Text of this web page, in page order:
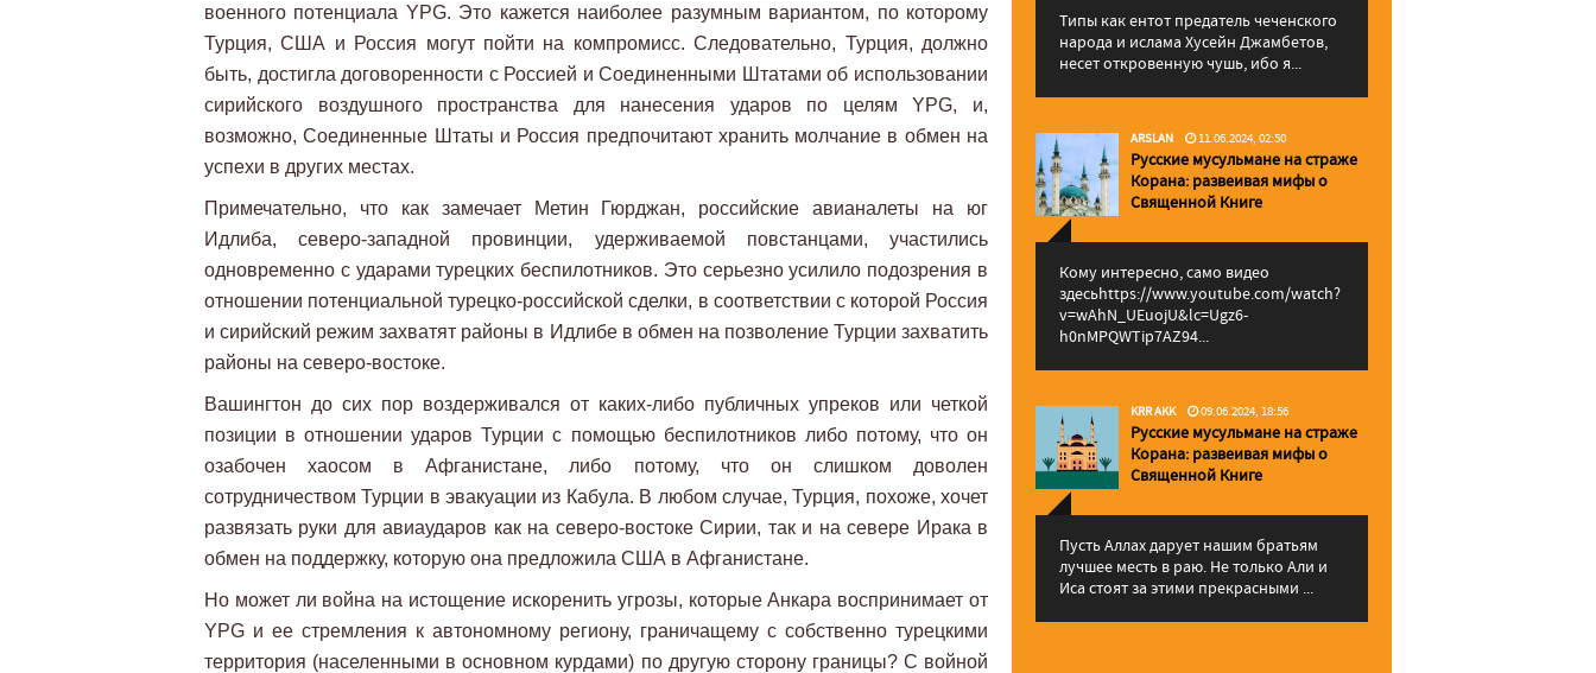
военного потенциала YPG. Это кажется наиболее разумным вариантом, по которому
Турция, США и Россия могут пойти на компромисс. Следовательно, Турция, должно
быть, достигла договоренности с Россией и Соединенными Штатами об использовании
сирийского воздушного пространства для нанесения ударов по целям YPG, и,
возможно, Соединенные Штаты и Россия предпочитают хранить молчание в обмен на
успехи в других местах.
Примечательно, что как замечает Метин Гюрджан, российские авианалеты на юг
Идлиба, северо-западной провинции, удерживаемой повстанцами, участились
одновременно с ударами турецких беспилотников. Это серьезно усилило подозрения в
отношении потенциальной турецко-российской сделки, в соответствии с которой Россия
и сирийский режим захватят районы в Идлибе в обмен на позволение Турции захватить
районы на северо-востоке.
Вашингтон до сих пор воздерживался от каких-либо публичных упреков или четкой
позиции в отношении ударов Турции с помощью беспилотников либо потому, что он
озабочен хаосом в Афганистане, либо потому, что он слишком доволен
сотрудничеством Турции в эвакуации из Кабула. В любом случае, Турция, похоже, хочет
развязать руки для авиаударов как на северо-востоке Сирии, так и на севере Ирака в
обмен на поддержку, которую она предложила США в Афганистане.
Но может ли война на истощение искоренить угрозы, которые Анкара воспринимает от
YPG и ее стремления к автономному региону, граничащему с собственно турецкими
территория (населенными в основном курдами) по другую сторону границы? С войной
Типы как ентот предатель чеченского
народа и ислама Хусейн Джамбетов,
несет откровенную чушь, ибо я...
ARSLAN 11.06.2024, 02:50
Русские мусульмане на страже
Корана: pазвеивая мифы о
Священной Книге
Кому интересно, само видео
здесьhttps://www.youtube.com/watch?
v=wAhN_UEuojU&lc=Ugz6-
h0nMPQWTip7AZ94...
KRR AKK 09.06.2024, 18:56
Русские мусульмане на страже
Корана: pазвеивая мифы о
Священной Книге
Пусть Аллах дарует нашим братьям
лучшее месть в раю. Не только Али и
Иса стоят за этими прекрасными ...